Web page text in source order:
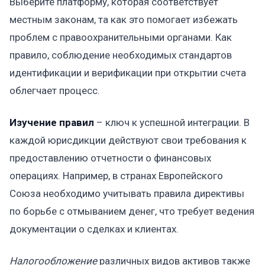
местным законам, та как это помогает избежать
проблем с правоохранительными органами. Как
правило, соблюдение необходимых стандартов
идентификации и верификации при открытии счета
облегчает процесс.
Изучение правил – ключ к успешной интеграции. В
каждой юрисдикции действуют свои требования к
предоставлению отчетности о финансовых
операциях. Например, в странах Европейского
Союза необходимо учитывать правила директивы
по борьбе с отмыванием денег, что требует ведения
документации о сделках и клиентах.
Налогообложениеразличных видов активов также